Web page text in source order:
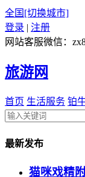
全国 [切换城市]
登录 | 注册
网站客服微信：
旅游网
首页 生活服务 铂
最新发布
猫咪戏精